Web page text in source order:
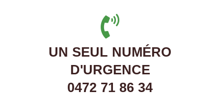
UN SEUL NUMÉRO
D'URGENCE
0472 71 86 34